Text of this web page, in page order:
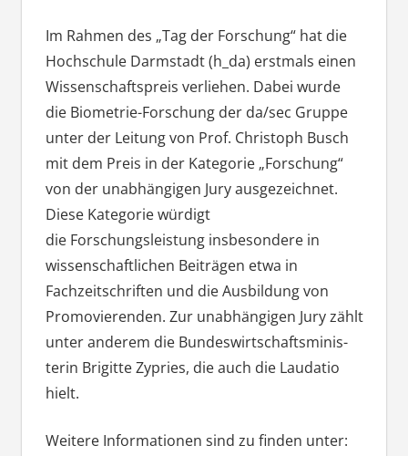
Im Rahmen des „Tag der Forschung“ hat die
Hochschule Darmstadt (h_da) erstmals einen
Wissenschaftspreis verliehen. Dabei wurde
die Biometrie-Forschung der da/sec Gruppe
unter der Leitung von Prof. Christoph Busch
mit dem Preis in der Kategorie „Forschung“
von der unabhängigen Jury ausgezeichnet.
Diese Kategorie würdigt
die Forschungsleistung insbesondere in
wissenschaftlichen Beiträgen etwa in
Fachzeitschriften und die Ausbildung von
Promovierenden. Zur un­ab­hängigen Jury zählt
unter anderem die Bun­des­wirt­schafts­mi­nis­
ter­in Brigitte Zypries, die auch die Laudatio
hielt.
Weitere Informationen sind zu finden unter: